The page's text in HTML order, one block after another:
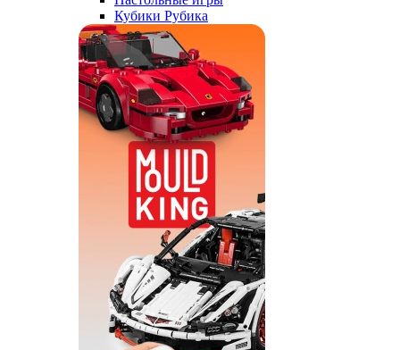
Кубики Рубика